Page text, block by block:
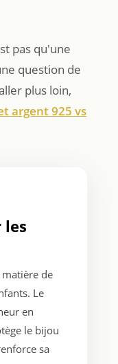
pas qu'une
question de
plus loin,
argent 925 vs
les
de
Le
en
le bijou
sa